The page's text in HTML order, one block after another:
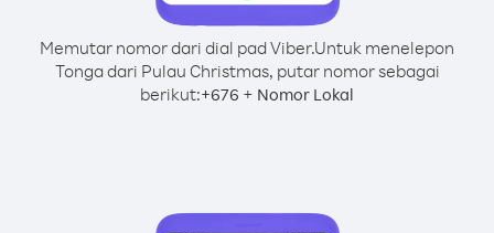
Memutar nomor dari dial pad Viber.Untuk menelepon
Tonga dari Pulau Christmas, putar nomor sebagai
berikut:+676 + Nomor Lokal